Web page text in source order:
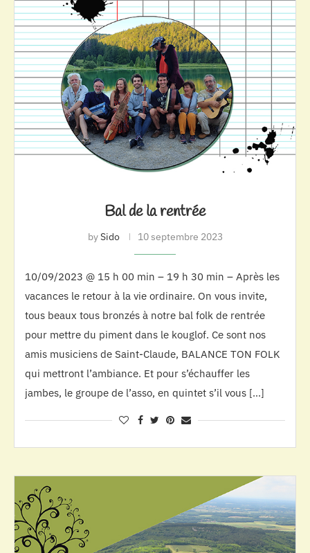
Bal de la rentrée
bySido 10 septembre 2023
10/09/2023 @ 15 h 00 min – 19 h 30 min – Après les
vacances le retour à la vie ordinaire. On vous invite,
tous beaux tous bronzés à notre bal folk de rentrée
pour mettre du piment dans le kouglof. Ce sont nos
amis musiciens de Saint-Claude, BALANCE TON FOLK
qui mettront l’ambiance. Et pour s’échauffer les
jambes, le groupe de l’asso, en quintet s’il vous […]